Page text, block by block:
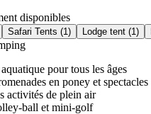
disponibles
Safari Tents (1) Lodge tent (1)
pour tous les âges
en poney et spectacles
activités de plein air
ball et mini-golf